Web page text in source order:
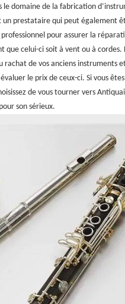
le domaine de la fabrication
un prestataire qui peut également
professionnel pour assurer la
que celui-ci soit à vent ou à cordes.
rachat de vos anciens instruments
le prix de ceux-ci. Si vous
de vous tourner vers
son sérieux.